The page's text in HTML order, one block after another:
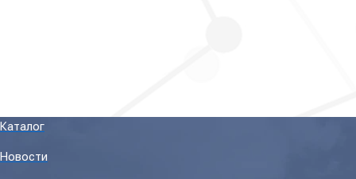
Каталог
Новости